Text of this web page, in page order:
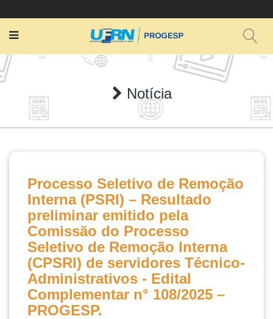
Notícia
Processo Seletivo de Remoção
Interna (PSRI) – Resultado
preliminar emitido pela
Comissão do Processo
Seletivo de Remoção Interna
(CPSRI) de servidores Técnico-
Administrativos - Edital
Complementar n° 108/2025 –
PROGESP.